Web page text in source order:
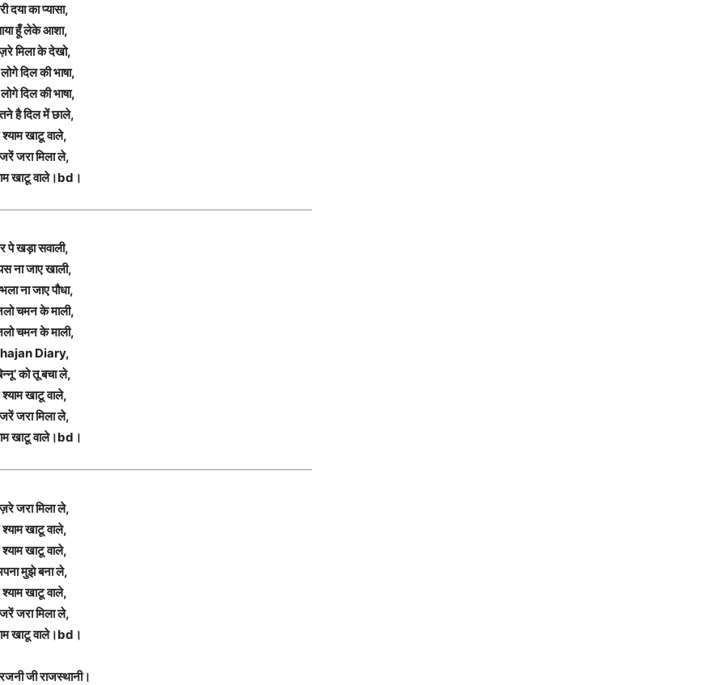
दया का प्यासा,
हूँ लेके आशा,
मिला के देखो,
दिल की भाषा,
दिल की भाषा,
है दिल में छाले,
श्याम खाटू वाले,
जरा मिला ले,
खाटू वाले।bd।
पे खड़ा सवाली,
ना जाए खाली,
ना जाए पौधा,
चमन के माली,
चमन के माली,
Diary,
को तू बचा ले,
श्याम खाटू वाले,
जरा मिला ले,
खाटू वाले।bd।
जरा मिला ले,
श्याम खाटू वाले,
श्याम खाटू वाले,
मुझे बना ले,
श्याम खाटू वाले,
जरा मिला ले,
खाटू वाले।bd।
जी राजस्थानी।